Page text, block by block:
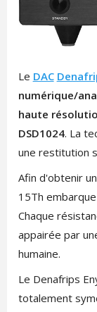
Le DAC
numérique/
haute
DSD1024. La
une restitution
Afin d'obtenir
15Th
Chaque
appairée par
humaine.
Le Denafrips
totalement